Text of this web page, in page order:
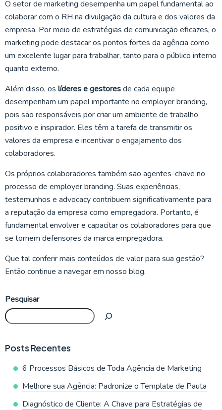
O setor de marketing desempenha um papel fundamental ao
colaborar com o RH na divulgação da cultura e dos valores da
empresa. Por meio de estratégias de comunicação eficazes, o
marketing pode destacar os pontos fortes da agência como
um excelente lugar para trabalhar, tanto para o público interno
quanto externo.
Além disso, os líderes e gestoresde cada equipe
desempenham um papel importante no employer branding,
pois são responsáveis por criar um ambiente de trabalho
positivo e inspirador. Eles têm a tarefa de transmitir os
valores da empresa e incentivar o engajamento dos
colaboradores.
Os próprios colaboradores também são agentes-chave no
processo de employer branding. Suas experiências,
testemunhos e advocacy contribuem significativamente para
a reputação da empresa como empregadora. Portanto, é
fundamental envolver e capacitar os colaboradores para que
se tornem defensores da marca empregadora.
Que tal conferir mais conteúdos de valor para sua gestão?
Então continue a navegar em nosso blog.
Pesquisar
Posts Recentes
6 Processos Básicos de Toda Agência de Marketing
Melhore sua Agência: Padronize o Template de Pauta
Diagnóstico de Cliente: A Chave para Estratégias de